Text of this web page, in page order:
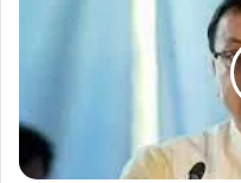
गेम्स
सम्मानित